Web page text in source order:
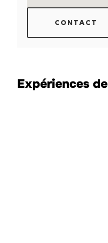
CONTACT
Expériences de